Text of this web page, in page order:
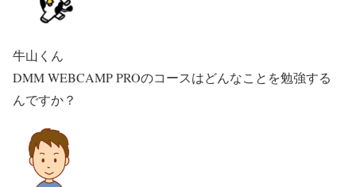
牛山くん
DMM WEBCAMP PROのコースはどんなことを勉強する
んですか？